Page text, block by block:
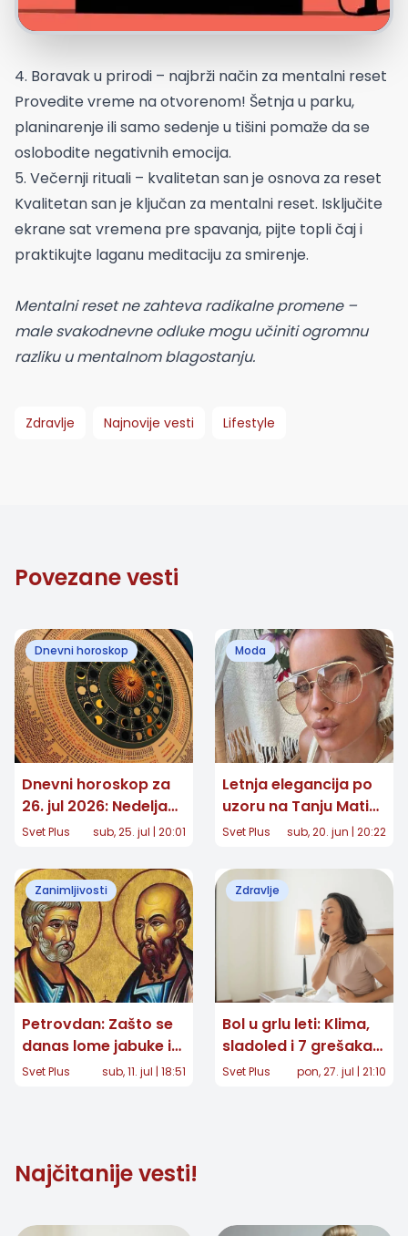
4. Boravak u prirodi – najbrži način za mentalni reset
Provedite vreme na otvorenom! Šetnja u parku,
planinarenje ili samo sedenje u tišini pomaže da se
oslobodite negativnih emocija.
5. Večernji rituali – kvalitetan san je osnova za reset
Kvalitetan san je ključan za mentalni reset. Isključite
ekrane sat vremena pre spavanja, pijte topli čaj i
praktikujte laganu meditaciju za smirenje.
Mentalni reset ne zahteva radikalne promene –
male svakodnevne odluke mogu učiniti ogromnu
razliku u mentalnom blagostanju.
Zdravlje Najnovije vesti Lifestyle
Povezane vesti
Dnevni horoskop
Dnevni horoskop za
26. jul 2026: Nedelja
donosi neočekivane
energiju
Svet Plus sub, 25. jul | 20:01
Moda
Letnja elegancija po
uzoru na Tanju Matić:
Minimalizam koji
mode
Svet Plus sub, 20. jun | 20:22
Zanimljivosti
Petrovdan: Zašto se
danas lome jabuke i
šta nam proriče cvet
Svet Plus sub, 11. jul | 18:51
Zdravlje
Bol u grlu leti: Klima,
sladoled i 7 grešaka
koje često
Svet Plus pon, 27. jul | 21:10
Najčitanije vesti!